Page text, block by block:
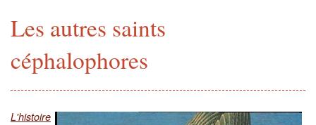
Visites, activités
Les autres saints
céphalophores
L'histoire